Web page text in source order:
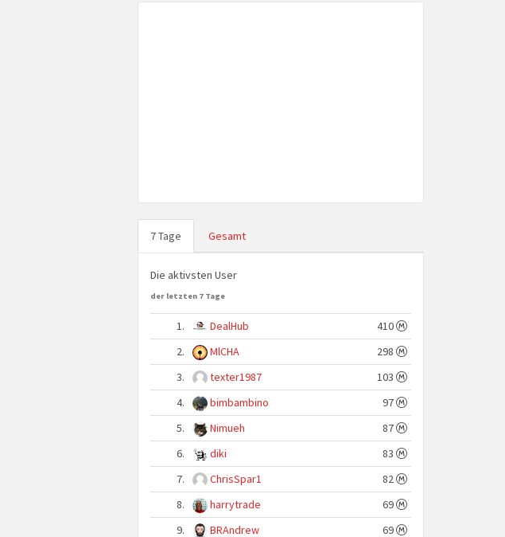
7 Tage Gesamt
Die aktivsten User
der letzten 7 Tage
1. DealHub
410
2.
MlCHA
298
3.
texter1987
103
4.
bimbambino
97
5.
Nimueh
87
6.
diki
83
7.
ChrisSpar1
82
8.
harrytrade
69
9.
BRAndrew 69